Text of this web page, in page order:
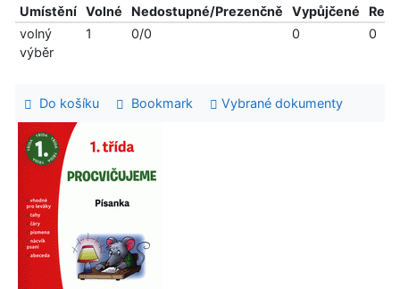
Umístění
Volné Nedostupné/Prezenčně Vypůjčené
volný
výběr
1 0/0 0 0
Do košíku Bookmark Vybrané dokumenty